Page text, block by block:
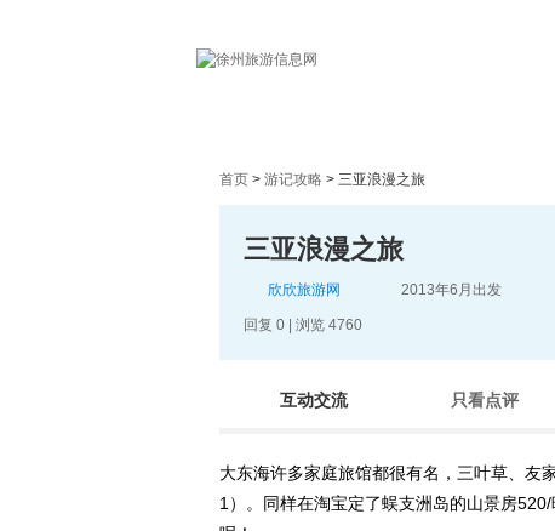
首页 > 游记攻略 > 三亚浪漫之旅
三亚浪漫之旅
欣欣旅游网 2013年6月出发
回复 0 | 浏览 4760
互动交流 只看点评
大东海许多家庭旅馆都很有名，三叶草、友
1）。同样在淘宝定了蜈支洲岛的山景房